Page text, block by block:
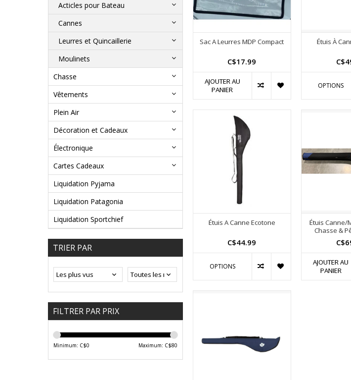
Acticles pour Bateau
Cannes
Leurres et Quincaillerie
Moulinets
Chasse
Vêtements
Plein Air
Décoration et Cadeaux
Électronique
Cartes Cadeaux
Liquidation Pyjama
Liquidation Patagonia
Liquidation Sportchief
TRIER PAR
FILTRER PAR PRIX
Minimum: C$0 Maximum: C$80
Sac A Leurres MDP Compact
C$17.99
AJOUTER AU
PANIER
Étuis À
OPTIONS
Étuis A Canne Ecotone
C$44.99
OPTIONS
Étuis Canne/
Chasse &
AJOUTER AU
PANIER